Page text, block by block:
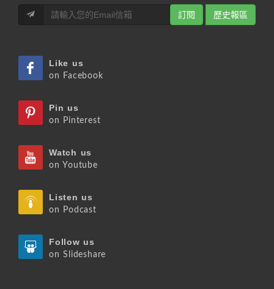
訂閱 歷史報區
Like us
on Facebook
Pin us
on Pinterest
Watch us
on Youtube
Listen us
on Podcast
Follow us
on Slideshare